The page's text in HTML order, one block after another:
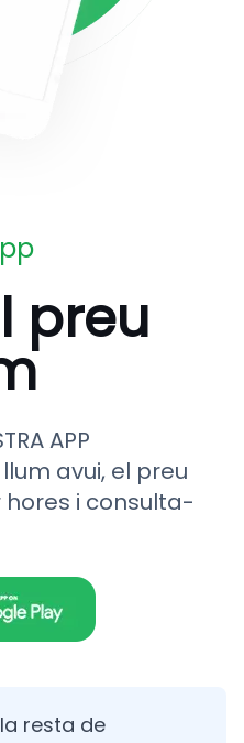
preu
APP
avui, el preu
i consulta-
resta de